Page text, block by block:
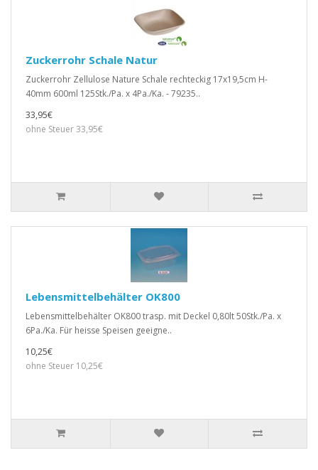
Zuckerrohr Schale Natur
Zuckerrohr Zellulose Nature Schale rechteckig 17x19,5cm H-
40mm 600ml 125Stk./Pa. x 4Pa./Ka. - 79235..
33,95€
ohne Steuer 33,95€
Lebensmittelbehälter OK800
Lebensmittelbehälter OK800 trasp. mit Deckel 0,80lt 50Stk./Pa. x
6Pa./Ka. Für heisse Speisen geeigne..
10,25€
ohne Steuer 10,25€